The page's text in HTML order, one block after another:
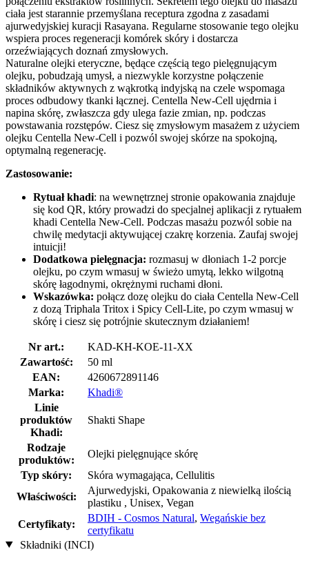
ciała jest starannie przemyślana receptura zgodna z zasadami
ajurwedyjskiej kuracji Rasayana. Regularne stosowanie tego olejku
wspiera proces regeneracji komórek skóry i dostarcza
orzeźwiających doznań zmysłowych.
Naturalne olejki eteryczne, będące częścią tego pielęgnującym
olejku, pobudzają umysł, a niezwykle korzystne połączenie
składników aktywnych z wąkrotką indyjską na czele wspomaga
proces odbudowy tkanki łącznej. Centella New-Cell ujędrnia i
napina skórę, zwłaszcza gdy ulega fazie zmian, np. podczas
powstawania rozstępów. Ciesz się zmysłowym masażem z użyciem
olejku Centella New-Cell i pozwól swojej skórze na spokojną,
optymalną regenerację.
Zastosowanie:
Rytuał khadi: na wewnętrznej stronie opakowania znajduje
się kod QR, który prowadzi do specjalnej aplikacji z rytuałem
khadi Centella New-Cell. Podczas masażu pozwól sobie na
chwilę medytacji aktywującej czakrę korzenia. Zaufaj swojej
intuicji!
Dodatkowa pielęgnacja: rozmasuj w dłoniach 1-2 porcje
olejku, po czym wmasuj w świeżo umytą, lekko wilgotną
skórę łagodnymi, okrężnymi ruchami dłoni.
Wskazówka: połącz dozę olejku do ciała Centella New-Cell
z dozą Triphala Tritox i Spicy Cell-Lite, po czym wmasuj w
skórę i ciesz się potrójnie skutecznym działaniem!
Nr art.:
KAD-KH-KOE-11-XX
Zawartość:
50 ml
EAN:
4260672891146
Marka:
Khadi®
Linie
produktów
Khadi:
Shakti Shape
Rodzaje
produktów:
Olejki pielęgnujące skórę
Typ skóry:
Skóra wymagająca, Cellulitis
Właściwości:
Ajurwedyjski, Opakowania z niewielką ilością
plastiku , Unisex, Vegan
Certyfikaty:
BDIH - Cosmos Natural, Wegańskie bez
certyfikatu
Składniki (INCI)